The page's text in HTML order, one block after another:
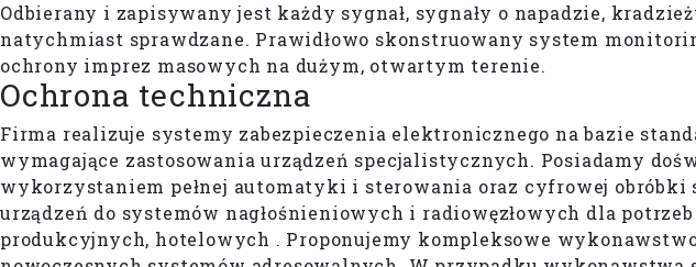
Odbierany i zapisywany jest każdy sygnał, sygnały o napadzie,
natychmiast sprawdzane. Prawidłowo skonstruowany system
ochrony imprez masowych na dużym, otwartym terenie.
Ochrona techniczna
Firma realizuje systemy zabezpieczenia elektronicznego na bazie
wymagające zastosowania urządzeń specjalistycznych. Posiadamy
wykorzystaniem pełnej automatyki i sterowania oraz cyfrowej
urządzeń do systemów nagłośnieniowych i radiowęzłowych dla
produkcyjnych, hotelowych . Proponujemy kompleksowe